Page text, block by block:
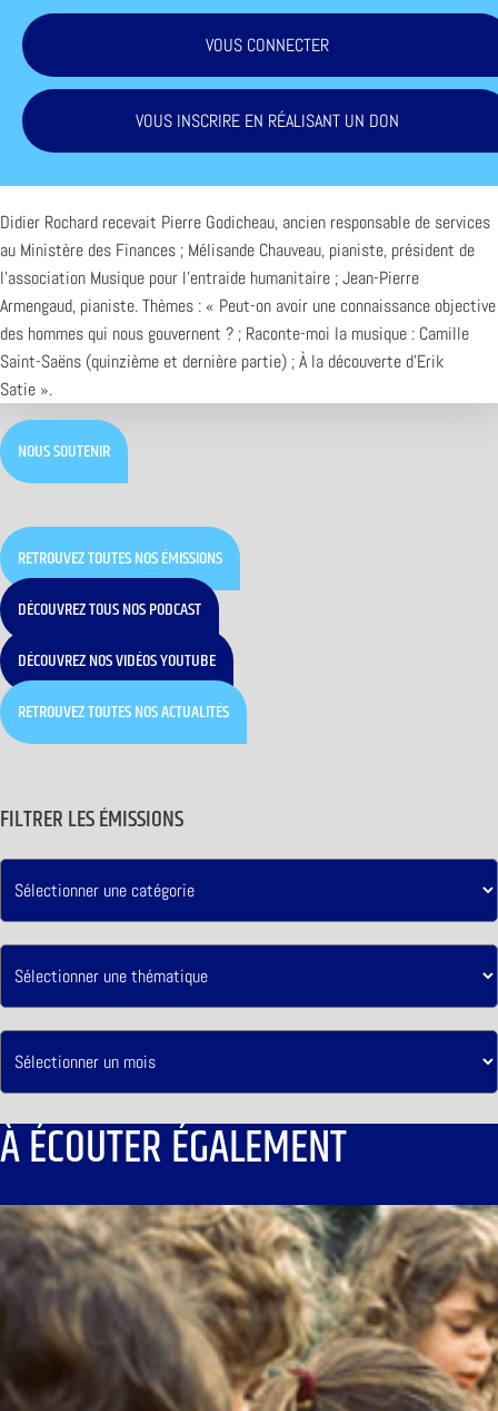
VOUS CONNECTER
VOUS INSCRIRE EN RÉALISANT UN DON
Didier Rochard recevait Pierre Godicheau, ancien responsable de services
au Ministère des Finances ; Mélisande Chauveau, pianiste, président de
l’association Musique pour l’entraide humanitaire ; Jean-Pierre
Armengaud, pianiste. Thèmes : « Peut-on avoir une connaissance objective
des hommes qui nous gouvernent ? ; Raconte-moi la musique : Camille
Saint-Saëns (quinzième et dernière partie) ; À la découverte d’Erik
Satie ».
NOUS SOUTENIR
RETROUVEZ TOUTES NOS ÉMISSIONS
DÉCOUVREZ TOUS NOS PODCAST
DÉCOUVREZ NOS VIDÉOS YOUTUBE
RETROUVEZ TOUTES NOS ACTUALITÉS
FILTRER LES ÉMISSIONS
À ÉCOUTER ÉGALEMENT